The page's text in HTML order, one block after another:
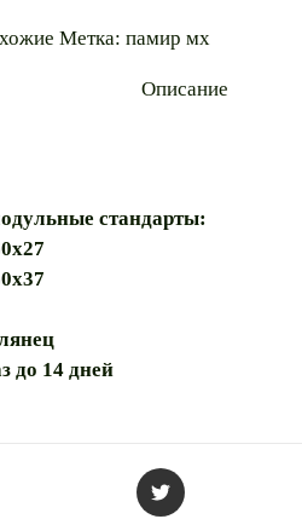
Метка: памир мх
Описание
стандарты:
до 14 дней